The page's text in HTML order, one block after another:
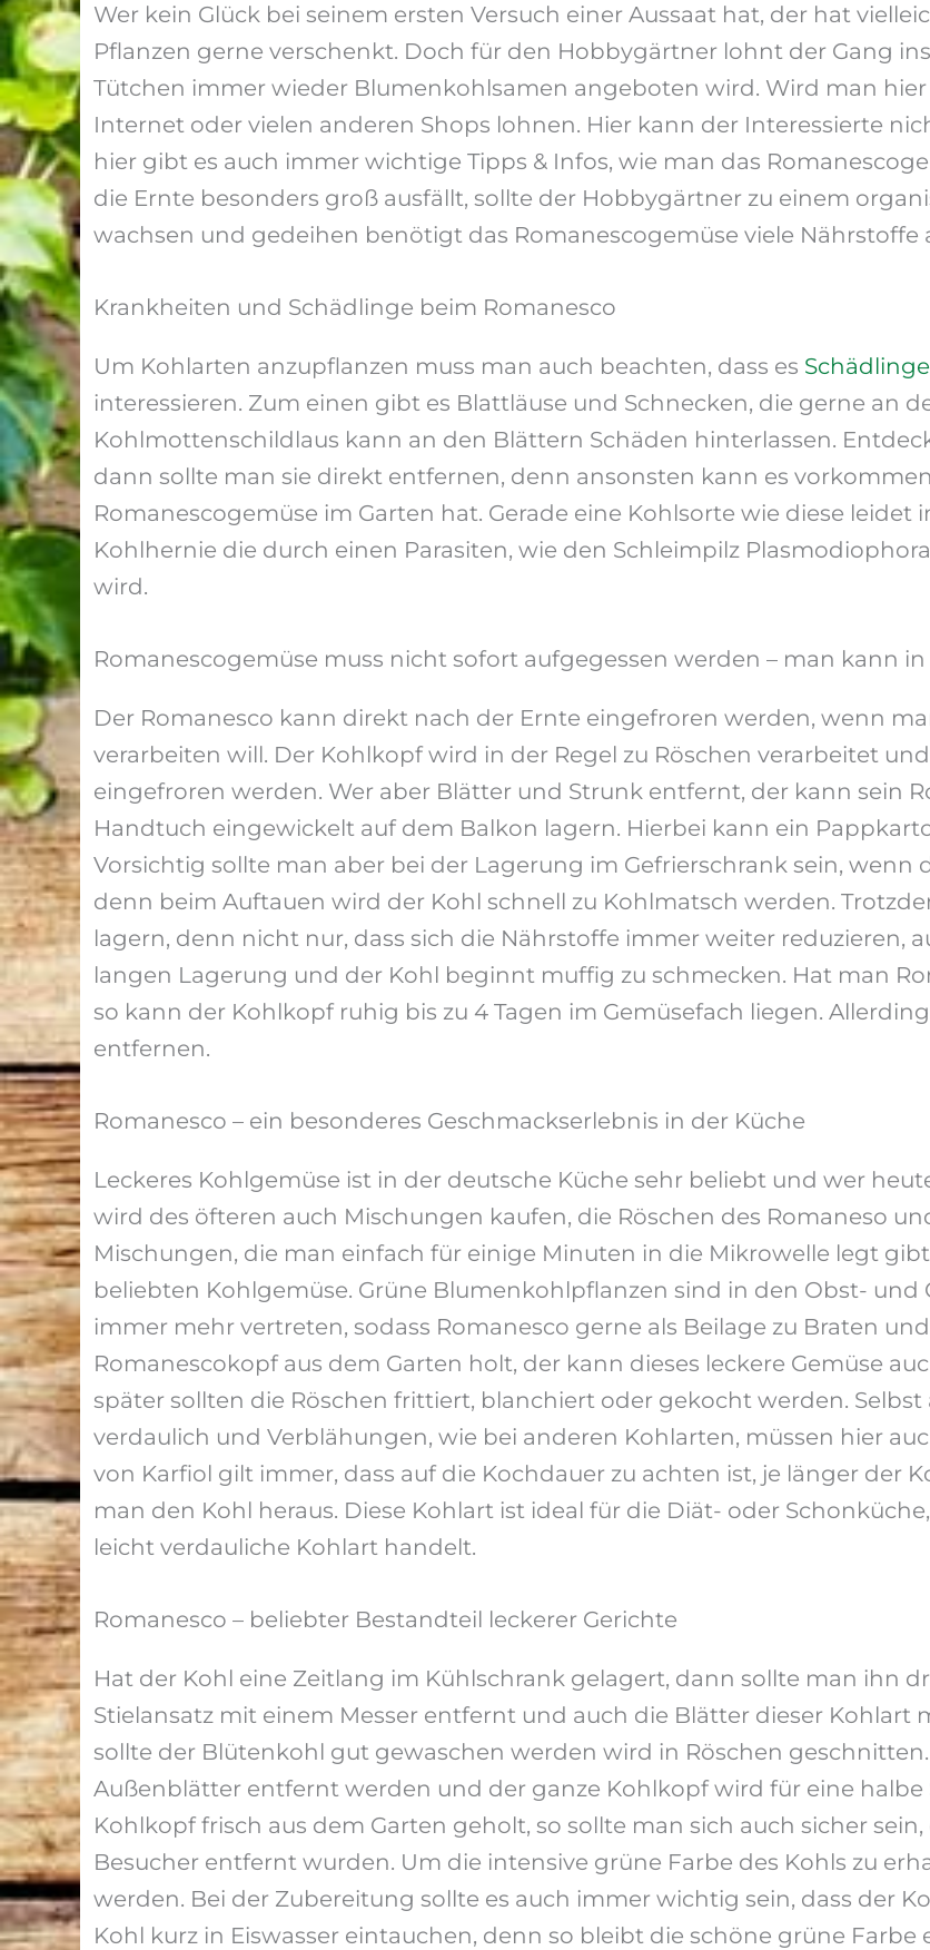
Wer kein Glück bei seinem ersten Versuch einer Aussaat hat, der hat
Pflanzen gerne verschenkt. Doch für den Hobbygärtner lohnt der Gang
Tütchen immer wieder Blumenkohlsamen angeboten wird. Wird man
Internet oder vielen anderen Shops lohnen. Hier kann der Interessierte
hier gibt es auch immer wichtige Tipps & Infos, wie man das
die Ernte besonders groß ausfällt, sollte der Hobbygärtner zu einem
wachsen und gedeihen benötigt das Romanescogemüse viele Nährstoffe
Krankheiten und Schädlinge beim Romanesco
Um Kohlarten anzupflanzen muss man auch beachten, dass es Schädlinge
interessieren. Zum einen gibt es Blattläuse und Schnecken, die gerne an
Kohlmottenschildlaus kann an den Blättern Schäden hinterlassen.
dann sollte man sie direkt entfernen, denn ansonsten kann es
Romanescogemüse im Garten hat. Gerade eine Kohlsorte wie diese
Kohlhernie die durch einen Parasiten, wie den Schleimpilz
wird.
Romanescogemüse muss nicht sofort aufgegessen werden – man kann
Der Romanesco kann direkt nach der Ernte eingefroren werden, wenn
verarbeiten will. Der Kohlkopf wird in der Regel zu Röschen verarbeitet
eingefroren werden. Wer aber Blätter und Strunk entfernt, der kann sein
Handtuch eingewickelt auf dem Balkon lagern. Hierbei kann ein
Vorsichtig sollte man aber bei der Lagerung im Gefrierschrank sein, wenn
denn beim Auftauen wird der Kohl schnell zu Kohlmatsch werden.
lagern, denn nicht nur, dass sich die Nährstoffe immer weiter reduzieren,
langen Lagerung und der Kohl beginnt muffig zu schmecken. Hat man
so kann der Kohlkopf ruhig bis zu 4 Tagen im Gemüsefach liegen.
entfernen.
Romanesco – ein besonderes Geschmackserlebnis in der Küche
Leckeres Kohlgemüse ist in der deutsche Küche sehr beliebt und wer
wird des öfteren auch Mischungen kaufen, die Röschen des Romaneso
Mischungen, die man einfach für einige Minuten in die Mikrowelle legt
beliebten Kohlgemüse. Grüne Blumenkohlpflanzen sind in den Obst-
immer mehr vertreten, sodass Romanesco gerne als Beilage zu Braten
Romanescokopf aus dem Garten holt, der kann dieses leckere Gemüse
später sollten die Röschen frittiert, blanchiert oder gekocht werden.
verdaulich und Verblähungen, wie bei anderen Kohlarten, müssen hier
von Karfiol gilt immer, dass auf die Kochdauer zu achten ist, je länger der
man den Kohl heraus. Diese Kohlart ist ideal für die Diät- oder
leicht verdauliche Kohlart handelt.
Romanesco – beliebter Bestandteil leckerer Gerichte
Hat der Kohl eine Zeitlang im Kühlschrank gelagert, dann sollte man ihn
Stielansatz mit einem Messer entfernt und auch die Blätter dieser Kohlart
sollte der Blütenkohl gut gewaschen werden wird in Röschen
Außenblätter entfernt werden und der ganze Kohlkopf wird für eine halbe
Kohlkopf frisch aus dem Garten geholt, so sollte man sich auch sicher
Besucher entfernt wurden. Um die intensive grüne Farbe des Kohls zu
werden. Bei der Zubereitung sollte es auch immer wichtig sein, dass der
Kohl kurz in Eiswasser eintauchen, denn so bleibt die schöne grüne